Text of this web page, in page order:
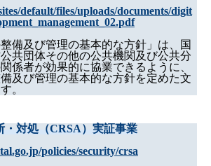
default/files/uploads/documents/digit
整備及び管理の基本的な方針」は、国
共団体その他の公共機関及び公共分
係者が効果的に協業できるように、
及び管理の基本的な方針を定めた文
。
・対処（CRSA）実証事業
policies/security/crsa